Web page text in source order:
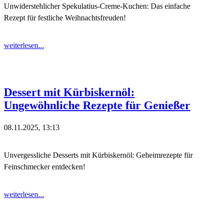
Unwiderstehlicher Spekulatius-Creme-Kuchen: Das einfache
Rezept für festliche Weihnachtsfreuden!
weiterlesen...
Dessert mit Kürbiskernöl:
Ungewöhnliche Rezepte für Genießer
08.11.2025, 13:13
Unvergessliche Desserts mit Kürbiskernöl: Geheimrezepte für
Feinschmecker entdecken!
weiterlesen...